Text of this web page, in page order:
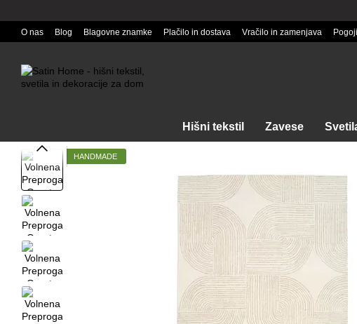
O nas Blog Blagovne znamke Plačilo in dostava Vračilo in zamenjava
Hišni tekstil Zavese
HANDMADE